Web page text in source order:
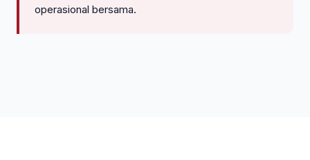
operasional bersama.